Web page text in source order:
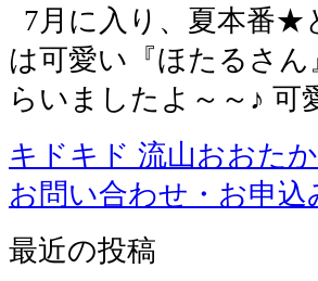
7月に入り、夏本番★
は可愛い『ほたるさ
らいましたよ～～♪ 可
キドキド 流山おおた
お問い合わせ・お申
最近の投稿